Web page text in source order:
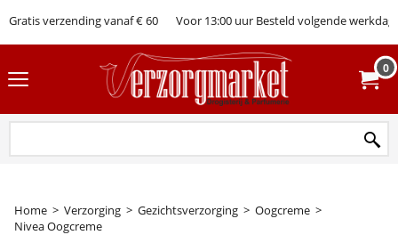
Gratis verzending vanaf € 60 Voor 13:00 uur Besteld volgende werkdag
0
Home > Verzorging > Gezichtsverzorging > Oogcreme >
Nivea Oogcreme